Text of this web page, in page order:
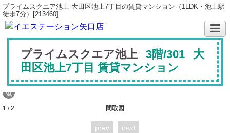
プライムスクエア池上 大田区池上7丁目の賃貸マンション（1LDK・池上駅
徒歩7分）[213460]
プライムスクエア池上 3階/301
大
田区池上7丁目 賃貸マンション
間取図
1 / 2
prev next